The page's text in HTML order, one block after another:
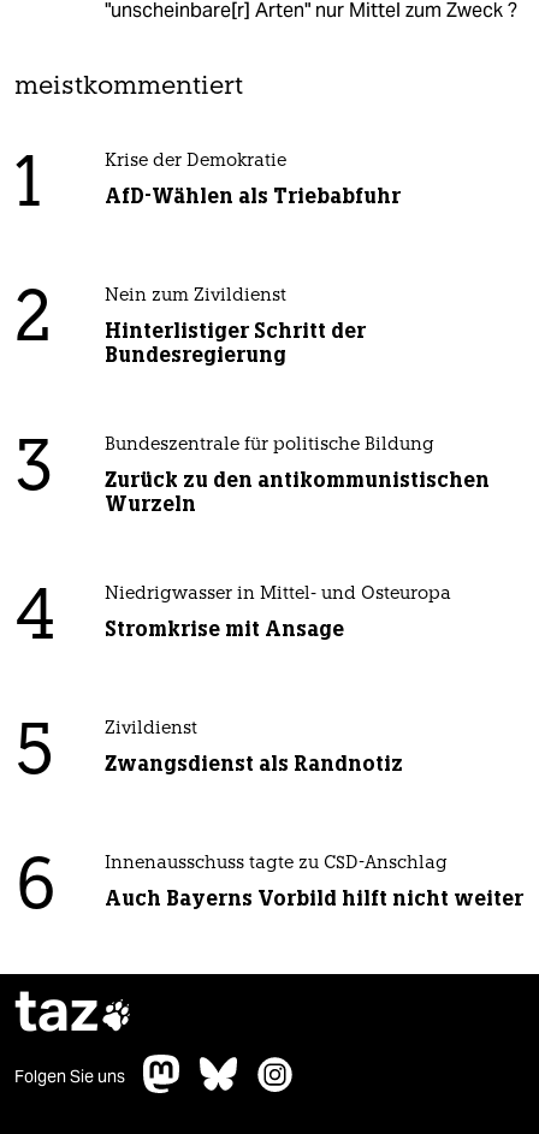
"unscheinbare[r] Arten" nur Mittel zum Zweck ?
meistkommentiert
1 Krise der Demokratie
AfD-Wählen als Triebabfuhr
2 Nein zum Zivildienst
Hinterlistiger Schritt der
Bundesregierung
3 Bundeszentrale für politische Bildung
Zurück zu den antikommunistischen
Wurzeln
4 Niedrigwasser in Mittel- und Osteuropa
Stromkrise mit Ansage
5 Zivildienst
Zwangsdienst als Randnotiz
6 Innenausschuss tagte zu CSD-Anschlag
Auch Bayerns Vorbild hilft nicht weiter
taz
Folgen Sie uns